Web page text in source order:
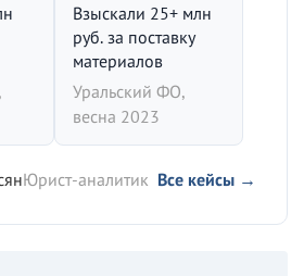
Взыскали 25+ млн
руб. за поставку
материалов
Уральский ФО,
весна 2023
Юрист-аналитик Все кейсы →